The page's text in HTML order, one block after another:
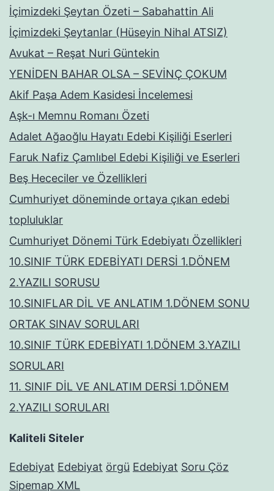
İçimizdeki Şeytan Özeti – Sabahattin Ali
İçimizdeki Şeytanlar (Hüseyin Nihal ATSIZ)
Avukat – Reşat Nuri Güntekin
YENİDEN BAHAR OLSA – SEVİNÇ ÇOKUM
Akif Paşa Adem Kasidesi İncelemesi
Aşk-ı Memnu Romanı Özeti
Adalet Ağaoğlu Hayatı Edebi Kişiliği Eserleri
Faruk Nafiz Çamlıbel Edebi Kişiliği ve Eserleri
Beş Hececiler ve Özellikleri
Cumhuriyet döneminde ortaya çıkan edebi
topluluklar
Cumhuriyet Dönemi Türk Edebiyatı Özellikleri
10.SINIF TÜRK EDEBİYATI DERSİ 1.DÖNEM
2.YAZILI SORUSU
10.SINIFLAR DİL VE ANLATIM 1.DÖNEM SONU
ORTAK SINAV SORULARI
10.SINIF TÜRK EDEBİYATI 1.DÖNEM 3.YAZILI
SORULARI
11. SINIF DİL VE ANLATIM DERSİ 1.DÖNEM
2.YAZILI SORULARI
Kaliteli Siteler
Edebiyat Edebiyat örgü Edebiyat Soru Çöz
Sipemap XML